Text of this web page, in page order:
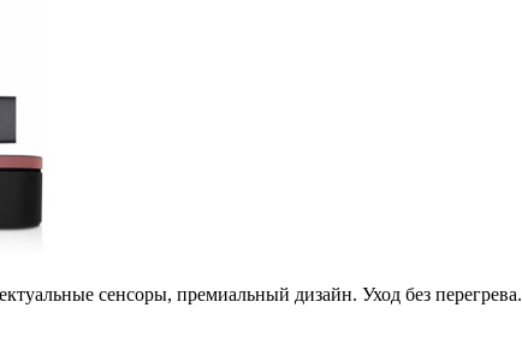
сенсоры, премиальный дизайн. Уход без перегрева.